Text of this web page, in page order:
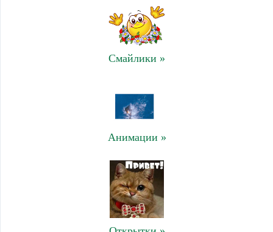
Смайлики »
Анимации »